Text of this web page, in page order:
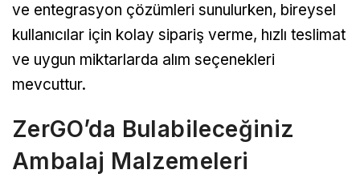
ve entegrasyon çözümleri sunulurken, bireysel
kullanıcılar için kolay sipariş verme, hızlı teslimat
ve uygun miktarlarda alım seçenekleri
mevcuttur.
ZerGO’da Bulabileceğiniz
Ambalaj Malzemeleri